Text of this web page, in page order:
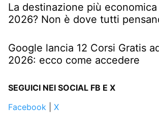
La destinazione più economica
2026? Non è dove tutti
Google lancia 12 Corsi Gratis
2026: ecco come accedere
SEGUICI NEI SOCIAL FB E X
Facebook
X